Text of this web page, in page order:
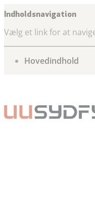
Indholdsnavigation
Vælg et link for at
gå til
Hovedindhold